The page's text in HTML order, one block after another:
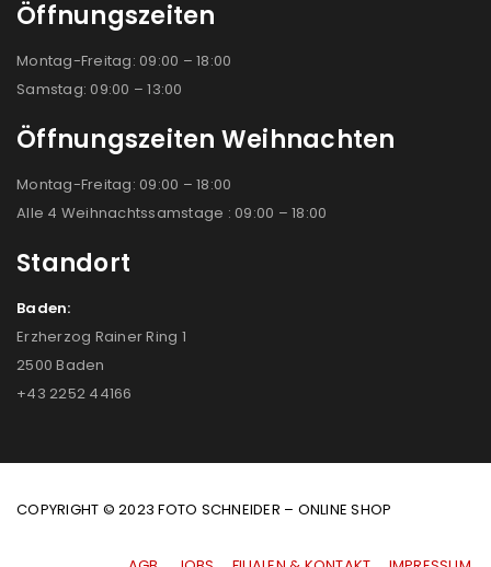
Öffnungszeiten
Montag-Freitag: 09:00 – 18:00
Samstag: 09:00 – 13:00
Öffnungszeiten Weihnachten
Montag-Freitag: 09:00 – 18:00
Alle 4 Weihnachtssamstage : 09:00 – 18:00
Standort
Baden:
Erzherzog Rainer Ring 1
2500 Baden
+43 2252 44166
COPYRIGHT © 2023 FOTO SCHNEIDER – ONLINE SHOP